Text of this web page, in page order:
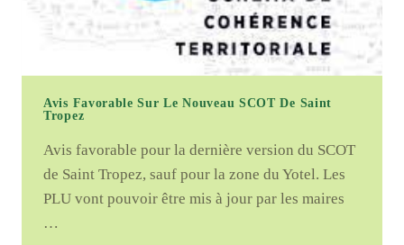
TRIBUNAUX
Avis Favorable Sur Le Nouveau SCOT De Saint
Tropez
Avis favorable pour la dernière version du SCOT
de Saint Tropez, sauf pour la zone du Yotel. Les
PLU vont pouvoir être mis à jour par les maires
…